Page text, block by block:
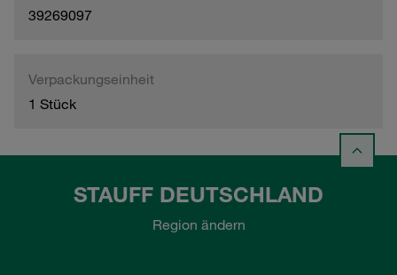
39269097
Verpackungseinheit
1 Stück
STAUFF DEUTSCHLAND
Region ändern